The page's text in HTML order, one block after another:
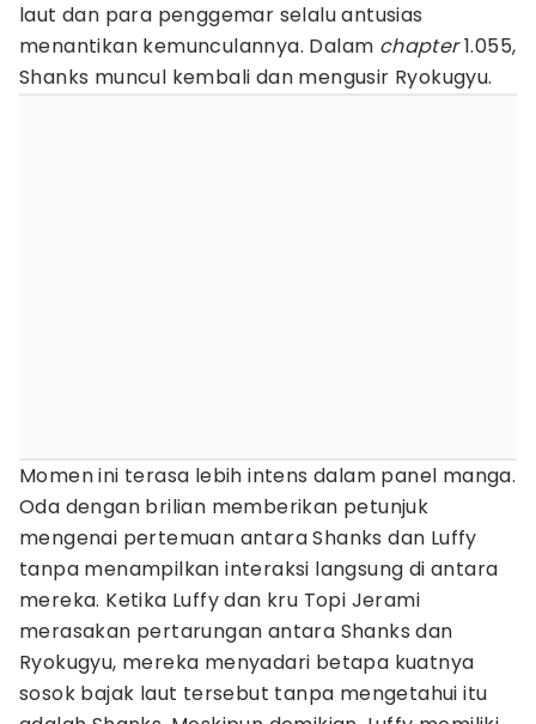
laut dan para penggemar selalu antusias
menantikan kemunculannya. Dalam chapter1.055,
Shanks muncul kembali dan mengusir Ryokugyu.
Momen ini terasa lebih intens dalam panel manga.
Oda dengan brilian memberikan petunjuk
mengenai pertemuan antara Shanks dan Luffy
tanpa menampilkan interaksi langsung di antara
mereka. Ketika Luffy dan kru Topi Jerami
merasakan pertarungan antara Shanks dan
Ryokugyu, mereka menyadari betapa kuatnya
sosok bajak laut tersebut tanpa mengetahui itu